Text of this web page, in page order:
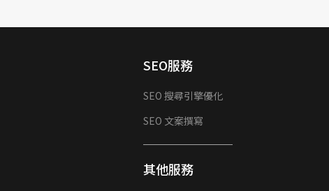
SEO服務
SEO 搜尋引擎優化
SEO 文案撰寫
其他服務